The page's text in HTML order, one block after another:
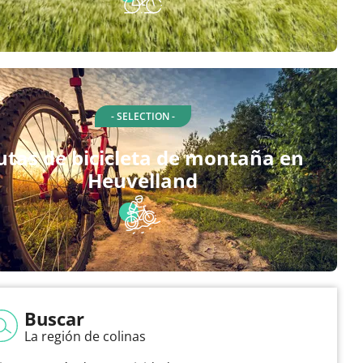
- SELECTION -
de bicicleta de montaña en
Heuvelland
Buscar
La región de colinas